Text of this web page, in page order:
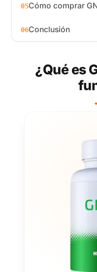
05Cómo comprar
06Conclusión
¿Qué es